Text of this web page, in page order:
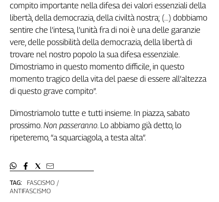
TAG:
FASCISMO
ANTIFASCISMO
compito importante nella difesa dei valori essenziali della
libertà, della democrazia, della civiltà nostra; (…) dobbiamo
sentire che l’intesa, l’unità fra di noi è una delle garanzie
vere, delle possibilità della democrazia, della libertà di
trovare nel nostro popolo la sua difesa essenziale.
Dimostriamo in questo momento difficile, in questo
momento tragico della vita del paese di essere all’altezza
di questo grave compito”.
Dimostriamolo tutte e tutti insieme. In piazza, sabato
prossimo. Non passeranno. Lo abbiamo già detto, lo
ripeteremo, “a squarciagola, a testa alta”.